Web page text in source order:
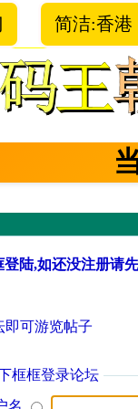
简洁:香港
陆,如还没注册请
即可游览帖子
框框登录论坛
名